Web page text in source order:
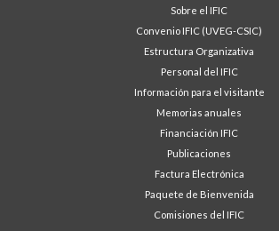
Sobre el IFIC
Convenio IFIC (UVEG-CSIC)
Estructura Organizativa
Personal del IFIC
Información para el visitante
Memorias anuales
Financiación IFIC
Publicaciones
Factura Electrónica
Paquete de Bienvenida
Comisiones del IFIC